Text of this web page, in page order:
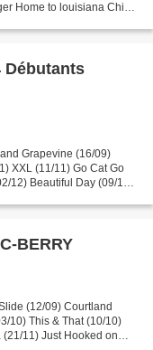
Home to louisiana Chica
Débutants
Grapevine (16/09)
XXL (11/11) Go Cat Go
12) Beautiful Day (09/12)
BERRY
(12/09) Courtland
10) This & That (10/10)
11) Just Hooked on